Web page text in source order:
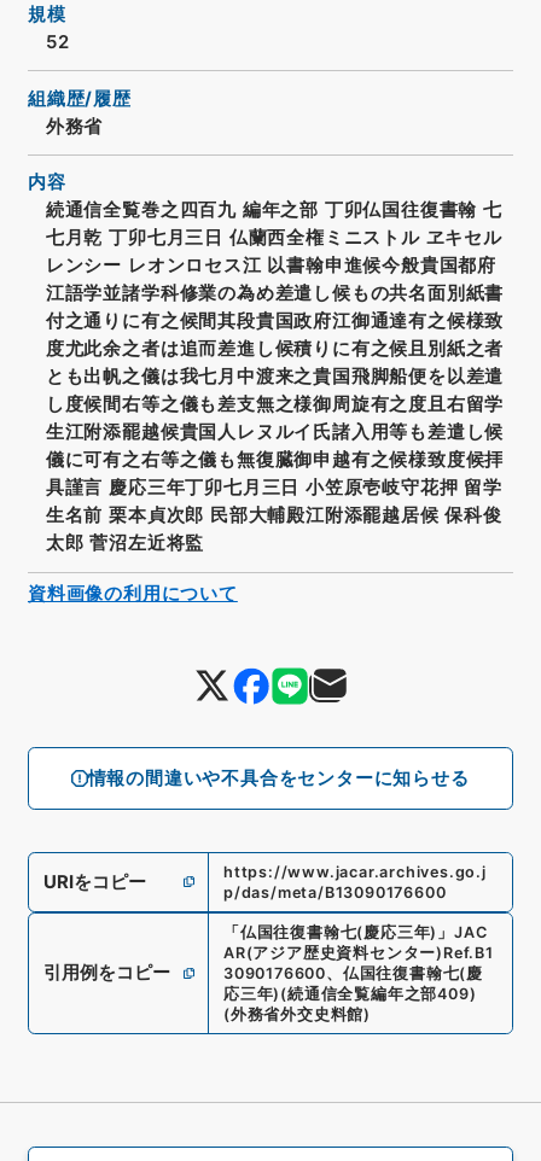
情報の間違いや不具合をセンターに知らせる
規模
52
組織歴/履歴
外務省
内容
続通信全覧巻之四百九 編年之部 丁卯仏国往復書翰 七
七月乾 丁卯七月三日 仏蘭西全権ミニストル ヱキセル
レンシー レオンロセス江 以書翰申進候今般貴国都府
江語学並諸学科修業の為め差遣し候もの共名面別紙書
付之通りに有之候間其段貴国政府江御通達有之候様致
度尤此余之者は追而差進し候積りに有之候且別紙之者
とも出帆之儀は我七月中渡来之貴国飛脚船便を以差遣
し度候間右等之儀も差支無之様御周旋有之度且右留学
生江附添罷越候貴国人レヌルイ氏諸入用等も差遣し候
儀に可有之右等之儀も無復臓御申越有之候様致度候拝
具謹言 慶応三年丁卯七月三日 小笠原壱岐守花押 留学
生名前 栗本貞次郎 民部大輔殿江附添罷越居候 保科俊
太郎 菅沼左近将監
URIをコピー
https://www.jacar.archives.go.j
p/das/meta/B13090176600
引用例をコピー
「仏国往復書翰七(慶応三年) 」 JAC
AR(アジア歴史資料センター) Ref. B1
3090176600、 仏国往復書翰七(慶
応三年) (続通信全覧編年之部409)
(外務省外交史料館)
資料画像の利用について